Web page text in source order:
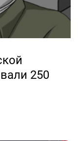
250